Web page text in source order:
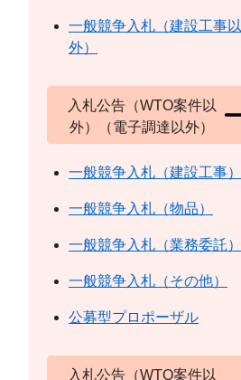
一般競争入札（建設工事以
外）
入札公告（WTO案件以
外）（電子調達以外）
一般競争入札（建設工事）
一般競争入札（物品）
一般競争入札（業務委託）
一般競争入札（その他）
公募型プロポーザル
入札公告（WTO案件以